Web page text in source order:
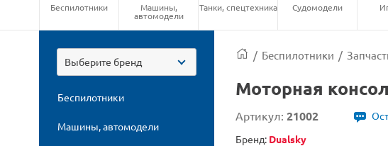
Беспилотники Машины,
автомодели
Танки, спецтехника Судомодели
Выберите бренд
Беспилотники
Машины, автомодели
/ Беспилотники /
Моторная
Артикул: 21002
Бренд: Dualsky